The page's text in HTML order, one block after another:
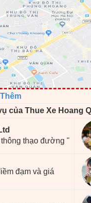
của Thue Xe Hoang
thạo đường "
đạm và giá